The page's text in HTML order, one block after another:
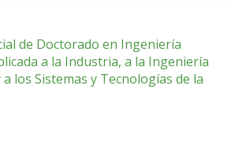
de Doctorado en Ingeniería
a la Industria, a la Ingeniería
los Sistemas y Tecnologías de la